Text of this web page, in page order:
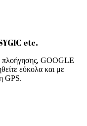
etc.
πλοήγησης, GOOGLE
εύκολα και με
GPS.